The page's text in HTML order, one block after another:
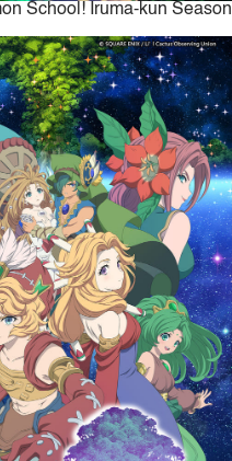
School! Iruma-kun Season